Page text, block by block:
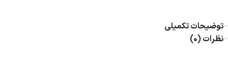
توضیحات تکمیلی
نظرات (0)